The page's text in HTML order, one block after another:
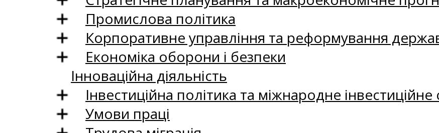
Промислова політика
Корпоративне управління та реформування
Економіка оборони і безпеки
Інноваційна діяльність
Інвестиційна політика та міжнародне інвестиційне
Умови праці